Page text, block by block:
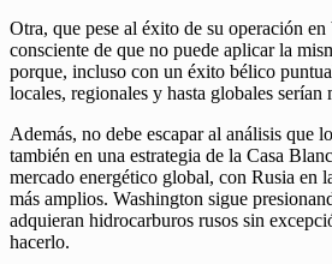
Otra, que pese al éxito de su operación
consciente de que no puede aplicar la
porque, incluso con un éxito bélico
locales, regionales y hasta globales serían
Además, no debe escapar al análisis que
también en una estrategia de la Casa
mercado energético global, con Rusia en
más amplios. Washington sigue
adquieran hidrocarburos rusos sin
hacerlo.